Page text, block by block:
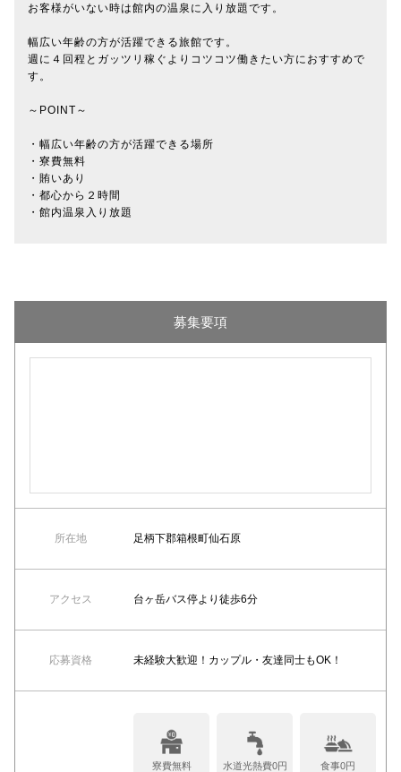
お客様がいない時は館内の温泉に入り放題です。
幅広い年齢の方が活躍できる旅館です。
週に４回程とガッツリ稼ぐよりコツコツ働きたい方におすすめで
す。
～POINT～
・幅広い年齢の方が活躍できる場所
・寮費無料
・賄いあり
・都心から２時間
・館内温泉入り放題
募集要項
所在地 足柄下郡箱根町仙石原
アクセス 台ヶ岳バス停より徒歩6分
応募資格 未経験大歓迎！カップル・友達同士もOK！
寮費無料 水道光熱費0円 食事0円